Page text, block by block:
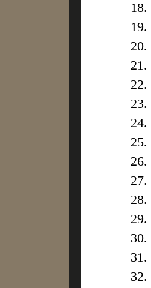
18.
19.
20.
21.
22.
23.
24.
25.
26.
27.
28.
29.
30.
31.
32.